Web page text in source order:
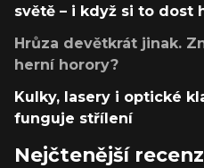
světě – i když si to dost
Hrůza devětkrát jinak.
herní horory?
Kulky, lasery i optické
funguje střílení
Nejčtenější